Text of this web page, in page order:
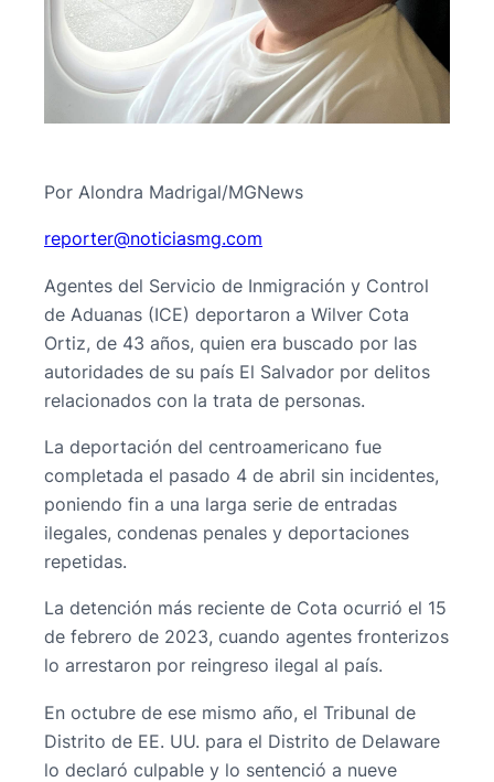
Por Alondra Madrigal/MGNews
moc.gmsaiciton
@retroper
Agentes del Servicio de Inmigración y Control
de Aduanas (ICE) deportaron a Wilver Cota
Ortiz, de 43 años, quien era buscado por las
autoridades de su país El Salvador por delitos
relacionados con la trata de personas.
La deportación del centroamericano fue
completada el pasado 4 de abril sin incidentes,
poniendo fin a una larga serie de entradas
ilegales, condenas penales y deportaciones
repetidas.
La detención más reciente de Cota ocurrió el 15
de febrero de 2023, cuando agentes fronterizos
lo arrestaron por reingreso ilegal al país.
En octubre de ese mismo año, el Tribunal de
Distrito de EE. UU. para el Distrito de Delaware
lo declaró culpable y lo sentenció a nueve